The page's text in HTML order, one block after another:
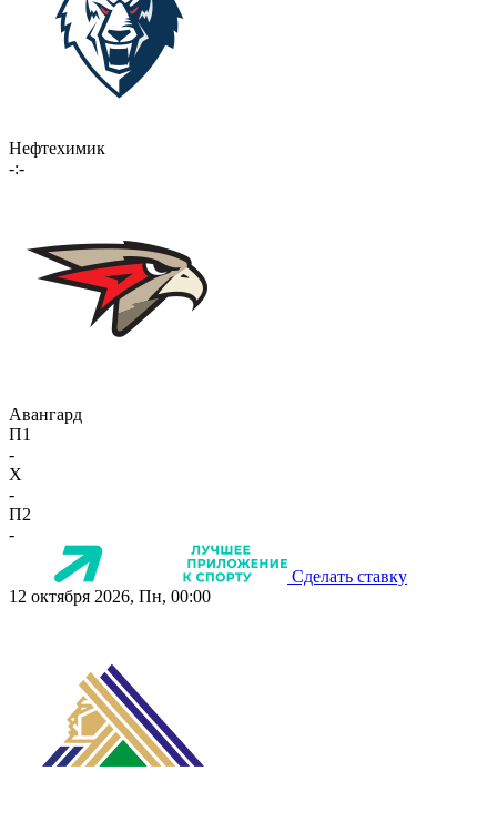
Нефтехимик
-:-
Авангард
П1
-
X
-
П2
-
Сделать ставку
12 октября 2026, Пн, 00:00